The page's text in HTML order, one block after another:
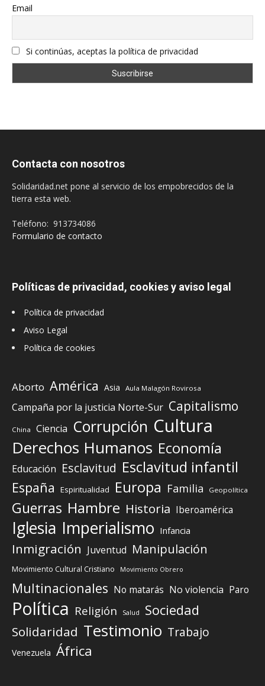
Email
Si continúas, aceptas la política de privacidad
Contacta con nosotros
Solidaridad.net pone al servicio de los empobrecidos de la
tierra esta web.
Teléfono: 913734086
Formulario de contacto
Políticas de privacidad, cookies y aviso legal
Política de privacidad
Aviso Legal
Política de cookies
Aborto América Asia Aula Malagón Rovirosa
Campaña por la justicia Norte-Sur Capitalismo
China Ciencia Corrupción Cultura
Derechos Humanos Economía
Educación Esclavitud Esclavitud infantil
España Espiritualidad Europa Familia Geopolítica
Guerras Hambre Historia Iberoamérica
Iglesia Imperialismo Infancia
Inmigración Juventud Manipulación
Movimiento Cultural Cristiano Movimiento Obrero
Multinacionales No matarás No violencia Paro
Política Religión Salud Sociedad
Solidaridad Testimonio Trabajo
Venezuela África